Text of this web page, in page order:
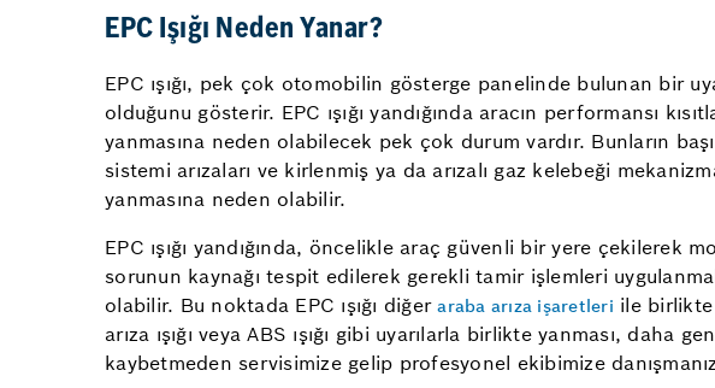
EPC Işığı Neden Yanar?
EPC ışığı, pek çok otomobilin gösterge panelinde bulunan bir
olduğunu gösterir. EPC ışığı yandığında aracın performansı
yanmasına neden olabilecek pek çok durum vardır. Bunların
sistemi arızaları ve kirlenmiş ya da arızalı gaz kelebeği
yanmasına neden olabilir.
EPC ışığı yandığında, öncelikle araç güvenli bir yere çekilerek
sorunun kaynağı tespit edilerek gerekli tamir işlemleri
olabilir. Bu noktada EPC ışığı diğeraraba arıza işaretleri ile birlikte
arıza ışığı veya ABS ışığı gibi uyarılarla birlikte yanması,
kaybetmeden servisimize gelip profesyonel ekibimize